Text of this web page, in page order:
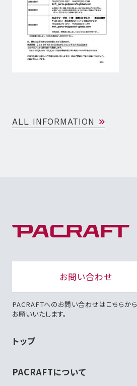
ALL INFORMATION
お問い合わせ
PACRAFTへのお問い合わせはこちらから
お願いいたします。
トップ
PACRAFTについて